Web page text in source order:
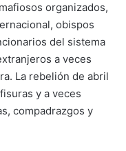
organizados,
obispos
del sistema
a veces
La rebelión de abril
y a veces
compadrazgos y